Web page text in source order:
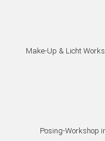
Make-Up & Licht
Posing-Workshop